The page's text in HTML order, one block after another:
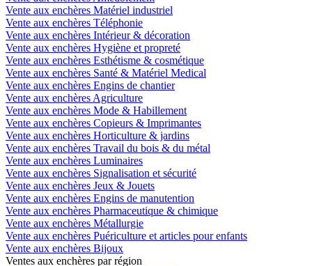
Vente aux enchères Matériel industriel
Vente aux enchères Téléphonie
Vente aux enchères Intérieur & décoration
Vente aux enchères Hygiène et propreté
Vente aux enchères Esthétisme & cosmétique
Vente aux enchères Santé & Matériel Medical
Vente aux enchères Engins de chantier
Vente aux enchères Agriculture
Vente aux enchères Mode & Habillement
Vente aux enchères Copieurs & Imprimantes
Vente aux enchères Horticulture & jardins
Vente aux enchères Travail du bois & du métal
Vente aux enchères Luminaires
Vente aux enchères Signalisation et sécurité
Vente aux enchères Jeux & Jouets
Vente aux enchères Engins de manutention
Vente aux enchères Pharmaceutique & chimique
Vente aux enchères Métallurgie
Vente aux enchères Puériculture et articles pour enfants
Vente aux enchères Bijoux
Ventes aux enchères par région